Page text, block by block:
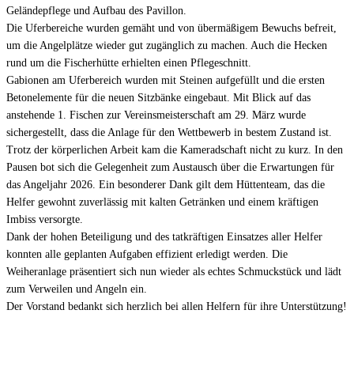
Geländepflege und Aufbau des Pavillon.
​Die Uferbereiche wurden gemäht und von übermäßigem Bewuchs befreit,
um die Angelplätze wieder gut zugänglich zu machen. Auch die Hecken
rund um die Fischerhütte erhielten einen Pflegeschnitt.
​Gabionen am Uferbereich wurden mit Steinen aufgefüllt und die ersten
Betonelemente für die neuen Sitzbänke eingebaut. Mit Blick auf das
anstehende 1. Fischen zur Vereinsmeisterschaft am 29. März wurde
sichergestellt, dass die Anlage für den Wettbewerb in bestem Zustand ist.
Trotz der körperlichen Arbeit kam die Kameradschaft nicht zu kurz. In den
Pausen bot sich die Gelegenheit zum Austausch über die Erwartungen für
das Angeljahr 2026. Ein besonderer Dank gilt dem Hüttenteam, das die
Helfer gewohnt zuverlässig mit kalten Getränken und einem kräftigen
Imbiss versorgte.
Dank der hohen Beteiligung und des tatkräftigen Einsatzes aller Helfer
konnten alle geplanten Aufgaben effizient erledigt werden. Die
Weiheranlage präsentiert sich nun wieder als echtes Schmuckstück und lädt
zum Verweilen und Angeln ein.
​Der Vorstand bedankt sich herzlich bei allen Helfern für ihre Unterstützung!